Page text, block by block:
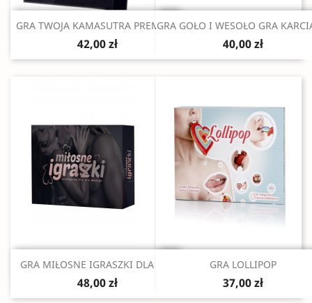
Szybki podgląd
GRA TWOJA KAMASUTRA PREMIUM
42,00 zł
Szybki podgląd
GRA GOŁO I WESOŁO GRA
40,00 zł
Szybki podgląd
GRA MIŁOSNE IGRASZKI DLA PAR
48,00 zł
Szybki podgląd
GRA LOLLIPOP
37,00 zł